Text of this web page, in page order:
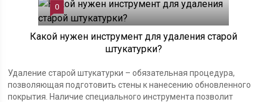
0
Какой нужен инструмент для удаления старой
штукатурки?
Удаление старой штукатурки – обязательная процедура,
позволяющая подготовить стены к нанесению обновленного
покрытия. Наличие специального инструмента позволит